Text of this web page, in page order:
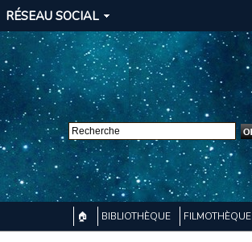
RÉSEAU SOCIAL
🏠 BIBLIOTHÈQUE FILMOTHÈQUE